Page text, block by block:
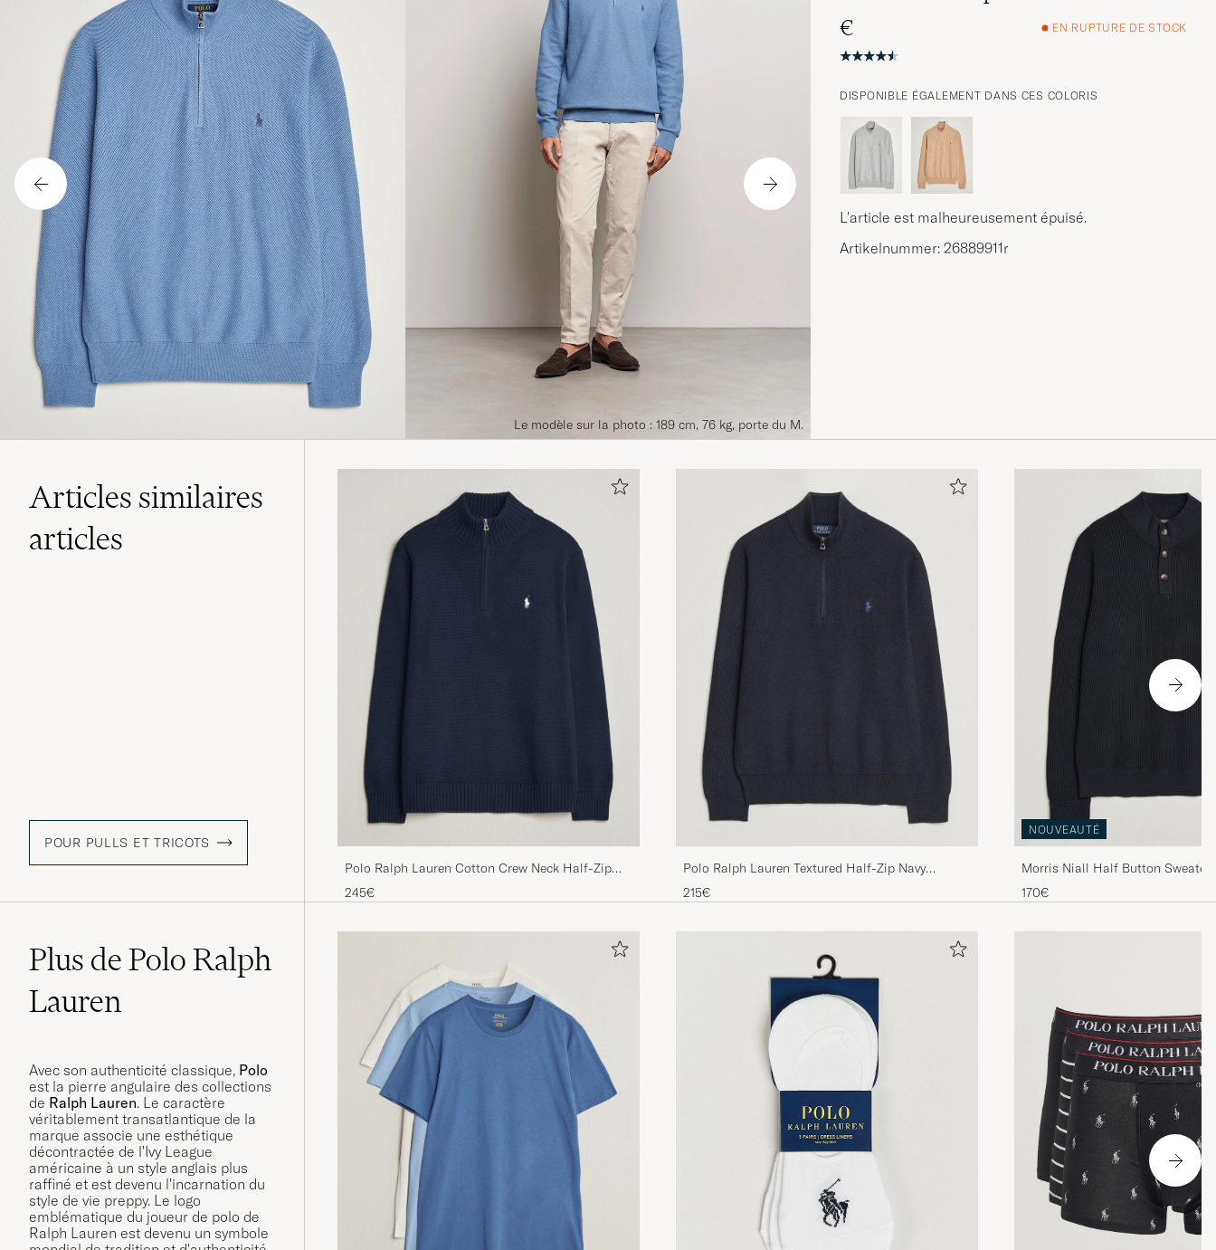
Le modèle sur la photo : 189 cm, 76 kg, porte du M.
€
EN RUPTURE DE STOCK
DISPONIBLE ÉGALEMENT DANS CES COLORIS
L'article est malheureusement épuisé.
Artikelnummer: 26889911r
Articles similaires
articles
POUR PULLS ET TRICOTS
Polo Ralph Lauren Cotton Crew Neck Half-Zip
Hunter Navy
245€
Polo Ralph Lauren Textured Half-Zip Navy
Heather
215€
NOUVEAUTÉ
Morris Niall Half Button Sweater
170€
Plus de Polo Ralph
Lauren
Avec son authenticité classique, Polo
est la pierre angulaire des collections
de Ralph Lauren. Le caractère
véritablement transatlantique de la
marque associe une esthétique
décontractée de l'Ivy League
américaine à un style anglais plus
raffiné et est devenu l'incarnation du
style de vie preppy. Le logo
emblématique du joueur de polo de
Ralph Lauren est devenu un symbole